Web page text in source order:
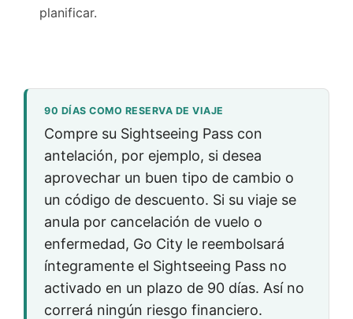
planificar.
90 DÍAS COMO RESERVA DE VIAJE
Compre su Sightseeing Pass con
antelación, por ejemplo, si desea
aprovechar un buen tipo de cambio o
un código de descuento. Si su viaje se
anula por cancelación de vuelo o
enfermedad, Go City le reembolsará
íntegramente el Sightseeing Pass no
activado en un plazo de 90 días. Así no
correrá ningún riesgo financiero.